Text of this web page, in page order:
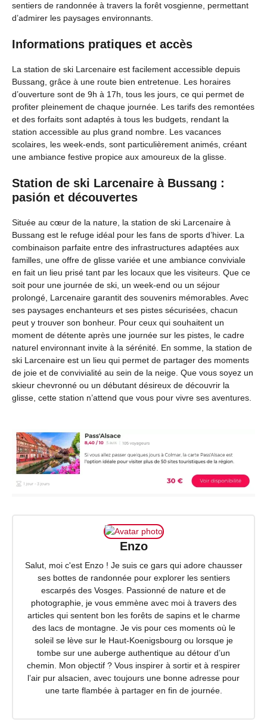
sentiers de randonnée à travers la forêt vosgienne, permettant
d’admirer les paysages environnants.
Informations pratiques et accès
La station de ski Larcenaire est facilement accessible depuis
Bussang, grâce à une route bien entretenue. Les horaires
d’ouverture sont de 9h à 17h, tous les jours, ce qui permet de
profiter pleinement de chaque journée. Les tarifs des remontées
et des forfaits sont adaptés à tous les budgets, rendant la
station accessible au plus grand nombre. Les vacances
scolaires, les week-ends, sont particulièrement animés, créant
une ambiance festive propice aux amoureux de la glisse.
Station de ski Larcenaire à Bussang :
pasión et découvertes
Située au cœur de la nature, la station de ski Larcenaire à
Bussang est le refuge idéal pour les fans de sports d’hiver. La
combinaison parfaite entre des infrastructures adaptées aux
familles, une offre de glisse variée et une ambiance conviviale
en fait un lieu prisé tant par les locaux que les visiteurs. Que ce
soit pour une journée de ski, un week-end ou un séjour
prolongé, Larcenaire garantit des souvenirs mémorables. Avec
ses paysages enchanteurs et ses pistes sécurisées, chacun
peut y trouver son bonheur. Pour ceux qui souhaitent un
moment de détente après une journée sur les pistes, le cadre
naturel environnant invite à la sérénité. En somme, la station de
ski Larcenaire est un lieu qui permet de partager des moments
de joie et de convivialité au sein de la neige. Que vous soyez un
skieur chevronné ou un débutant désireux de découvrir la
glisse, cette station n’attend que vous pour vivre ses aventures.
Enzo
Salut, moi c'est Enzo ! Je suis ce gars qui adore chausser
ses bottes de randonnée pour explorer les sentiers
escarpés des Vosges. Passionné de nature et de
photographie, je vous emmène avec moi à travers des
articles qui sentent bon les forêts de sapins et le charme
des lacs de montagne. Je vis pour ces moments où le
soleil se lève sur le Haut-Koenigsbourg ou lorsque je
tombe sur une auberge authentique au détour d’un
chemin. Mon objectif ? Vous inspirer à sortir et à respirer
l’air pur alsacien, avec toujours une bonne adresse pour
une tarte flambée à partager en fin de journée.